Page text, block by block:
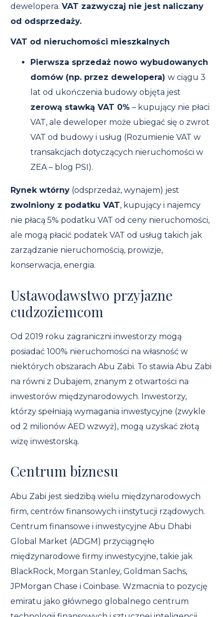
dewelopera. VAT zazwyczaj nie jest naliczany
od odsprzedaży.
VAT od nieruchomości mieszkalnych
Pierwsza sprzedaż nowo wybudowanych
domów (np. przez dewelopera) w ciągu 3
lat od ukończenia budowy objęta jest
zerową stawką VAT 0% – kupujący nie płaci
VAT, ale deweloper może ubiegać się o zwrot
VAT od budowy i usług (Rozumienie VAT w
transakcjach dotyczących nieruchomości w
ZEA – blog PSI).
Rynek wtórny (odsprzedaż, wynajem) jest
zwolniony z podatku VAT, kupujący i najemcy
nie płacą 5% podatku VAT od ceny nieruchomości,
ale mogą płacić podatek VAT od usług takich jak
zarządzanie nieruchomością, prowizje,
konserwacja, energia.
Ustawodawstwo przyjazne
cudzoziemcom
Od 2019 roku zagraniczni inwestorzy mogą
posiadać 100% nieruchomości na własność w
niektórych obszarach Abu Zabi. To stawia Abu Zabi
na równi z Dubajem, znanym z otwartości na
inwestorów międzynarodowych. Inwestorzy,
którzy spełniają wymagania inwestycyjne (zwykle
od 2 milionów AED wzwyż), mogą uzyskać złotą
wizę inwestorską.
Centrum biznesu
Abu Zabi jest siedzibą wielu międzynarodowych
firm, centrów finansowych i instytucji rządowych.
Centrum finansowe i inwestycyjne Abu Dhabi
Global Market (ADGM) przyciągnęło
międzynarodowe firmy inwestycyjne, takie jak
BlackRock, Morgan Stanley, Goldman Sachs,
JPMorgan Chase i Coinbase. Wzmacnia to pozycję
emiratu jako głównego globalnego centrum